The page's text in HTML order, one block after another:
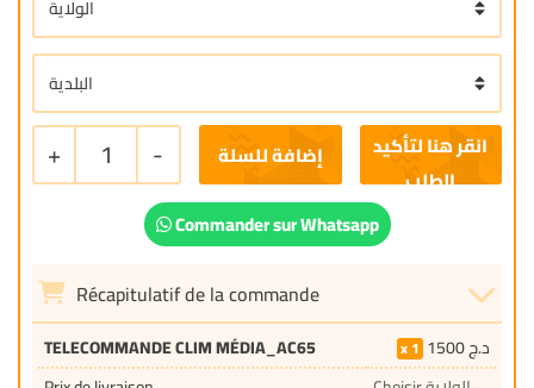
+ 1 - إضافة للسلة
Commander sur Whatsapp
Récapitulatif de la commande
TELECOMMANDE CLIM MÉDIA_AC65 1 1500د.ج